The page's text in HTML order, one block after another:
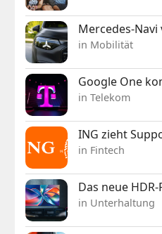
Mercedes-
in Mobilität
Google One
in Telekom
ING zieht
in Fintech
Das neue
in Unterhaltung